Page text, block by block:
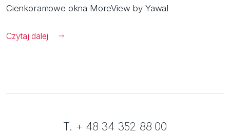
Cienkoramowe okna MoreView by Yawal
Czytaj dalej
T. + 48 34 352 88 00